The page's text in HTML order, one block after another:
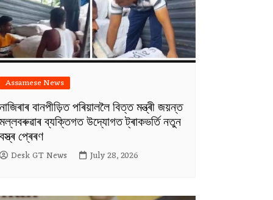
Assamese News
বানপীড়িত পৰিয়াললৈ বিত্ত মন্ত্ৰী জয়ন্ত
ব্যক্তিগত উদ্যোগত ট্ৰাকভৰ্তি নতুন
প্ৰেৰণ
Desk GT News July 28, 2026